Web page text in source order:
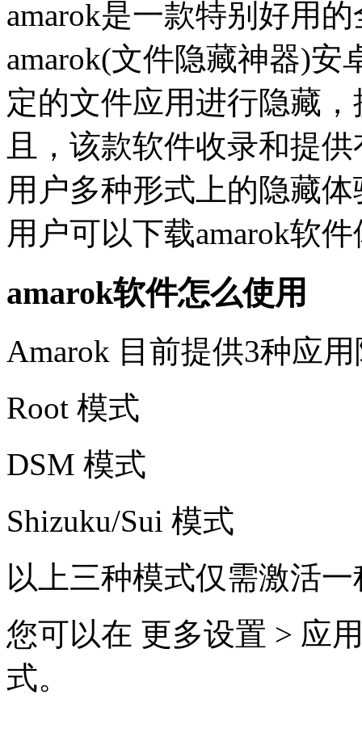
amarok是一款特别好用
amarok(文件隐藏神器)
定的文件应用进行隐藏
且，该款软件收录和提
用户多种形式上的隐藏
用户可以下载amarok软
amarok软件怎么使用
Amarok 目前提供3种应
Root 模式
DSM 模式
Shizuku/Sui 模式
以上三种模式仅需激活
您可以在 更多设置 > 应
式。